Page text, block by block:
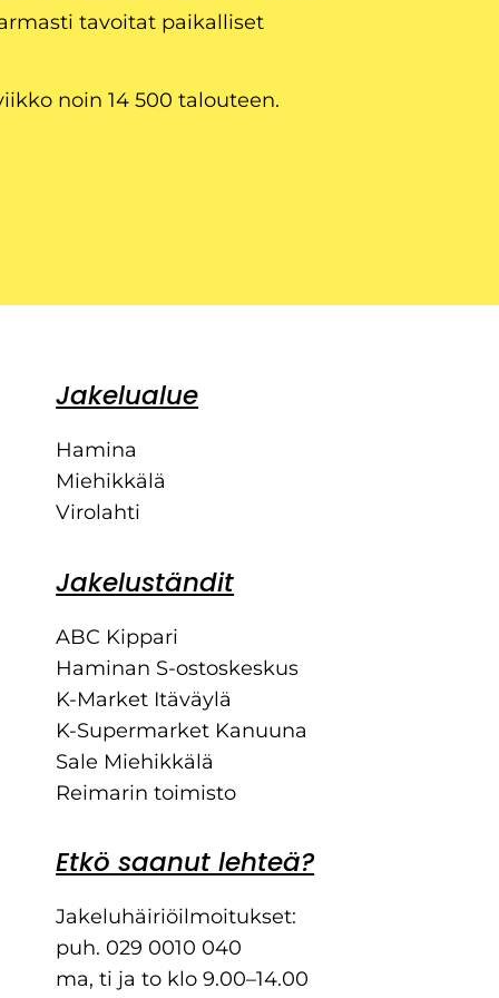
tavoitat paikalliset
noin 14 500 talouteen.
Jakelualue
Hamina
Miehikkälä
Virolahti
Jakeluständit
ABC Kippari
Haminan S-ostoskeskus
K-Market Itäväylä
K-Supermarket Kanuuna
Sale Miehikkälä
Reimarin toimisto
Etkö saanut lehteä?
Jakeluhäiriöilmoitukset:
puh. 029 0010 040
ma, ti ja to klo 9.00–14.00